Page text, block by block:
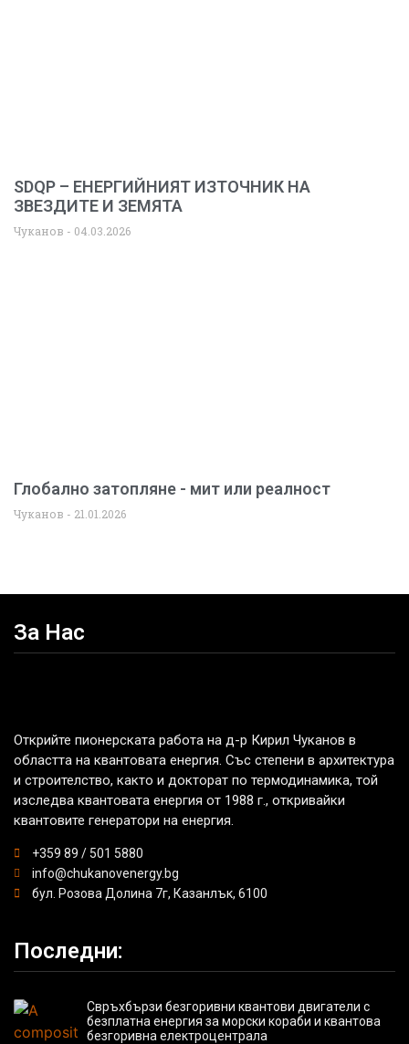
SDQP – ЕНЕРГИЙНИЯТ ИЗТОЧНИК НА
ЗВЕЗДИТЕ И ЗЕМЯТА
Чуканов 04.03.2026
Глобално затопляне - мит или реалност
Чуканов 21.01.2026
За Нас
Открийте пионерската работа на д-р Кирил Чуканов в
областта на квантовата енергия. Със степени в архитектура
и строителство, както и докторат по термодинамика, той
изследва квантовата енергия от 1988 г., откривайки
квантовите генератори на енергия.
+359 89 / 501 5880
info@chukanovenergy.bg
бул. Розова Долина 7г, Казанлък, 6100
Последни:
Свръхбързи безгоривни квантови двигатели с
безплатна енергия за морски кораби и квантова
безгоривна електроцентрала